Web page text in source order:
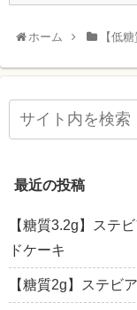
ホーム 【低
最近の投稿
【糖質3.2g】ステ
ドケーキ
【糖質2g】ステビ